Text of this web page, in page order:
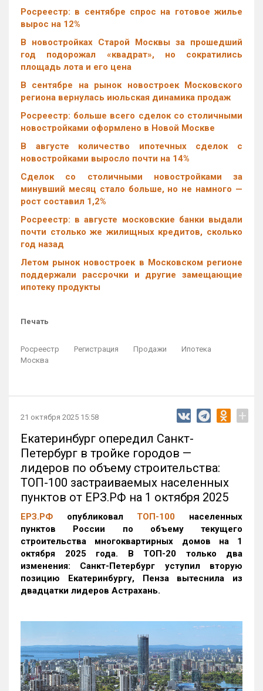
Росреестр: в сентябре спрос на готовое жилье
вырос на 12%
В новостройках Старой Москвы за прошедший
год подорожал «квадрат», но сократились
площадь лота и его цена
В сентябре на рынок новостроек Московского
региона вернулась июльская динамика продаж
Росреестр: больше всего сделок со столичными
новостройками оформлено в Новой Москве
В августе количество ипотечных сделок с
новостройками выросло почти на 14%
Cделок со столичными новостройками за
минувший месяц стало больше, но не намного —
рост составил 1,2%
Росреестр: в августе московские банки выдали
почти столько же жилищных кредитов, сколько
год назад
Летом рынок новостроек в Московском регионе
поддержали рассрочки и другие замещающие
ипотеку продукты
Печать
Росреестр Регистрация Продажи
Ипотека
Москва
21 октября 2025 15:58 +
Екатеринбург опередил Санкт-
Петербург в тройке городов —
лидеров по объему строительства:
ТОП-100 застраиваемых населенных
пунктов от ЕРЗ.РФ на 1 октября 2025
ЕРЗ.РФ опубликовал ТОП-100 населенных
пунктов России по объему текущего
строительства многоквартирных домов на 1
октября 2025 года. В ТОП-20 только два
изменения: Санкт-Петербург уступил вторую
позицию Екатеринбургу, Пенза вытеснила из
двадцатки лидеров Астрахань.